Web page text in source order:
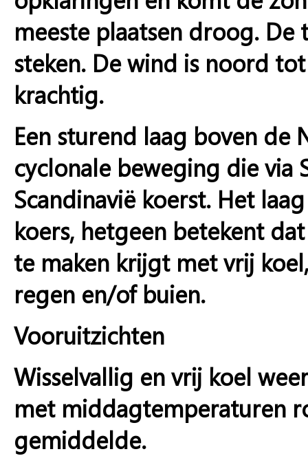
meeste plaatsen droog.
steken. De wind is noord
krachtig.
Een sturend laag boven de
cyclonale beweging die via
Scandinavië koerst. Het
koers, hetgeen betekent
te maken krijgt met vrij
regen en/of buien.
Vooruitzichten
Wisselvallig en vrij koel
met middagtemperaturen
gemiddelde.